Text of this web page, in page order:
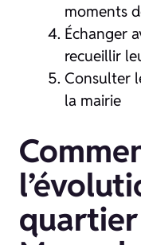
moments
Échanger
recueillir
Consulter
la mairie